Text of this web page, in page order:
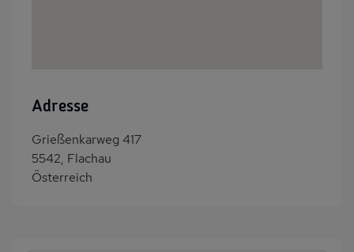
Adresse
Grießenkarweg 417
5542, Flachau
Österreich